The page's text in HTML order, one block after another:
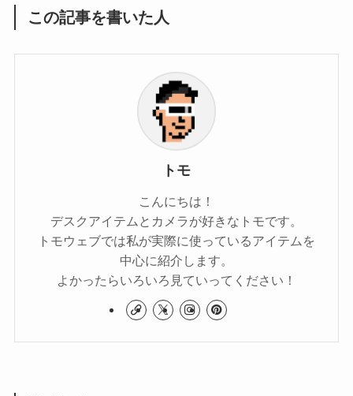
この記事を書いた人
トモ
こんにちは！
デスクアイテムとカメラが好きなトモです。
トモウェブでは私が実際に使っているアイテムを
中心に紹介します。
よかったらいろいろ見ていってください！